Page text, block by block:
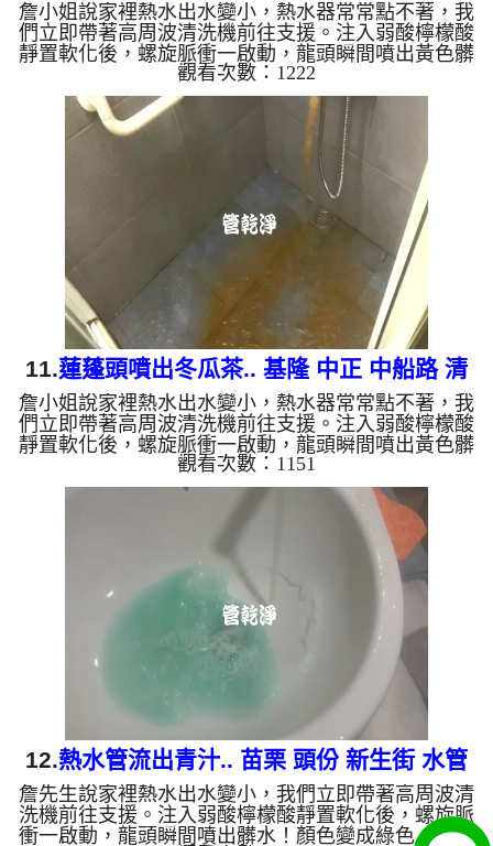
詹小姐說家裡熱水出水變小，熱水器常常點不著，我
們立即帶著高周波清洗機前往支援。注入弱酸檸檬酸
靜置軟化後，螺旋脈衝一啟動，龍頭瞬間噴出黃色髒
水！顏色變成咖啡色，越來越深，看起來像是冬瓜
茶，兩個多小時後，出水變乾淨熱水出水量也恢復
了。 為什麼水管需要定期「大掃除」？ 單靠水壓帶
不走管壁陳年汙垢。不同的水質顏色，反映了不同的
居家隱患： 棕色（鐵鏽）： 管線老化徵兆。 黑色
（氧化錳）： 常見於地下水源。 綠色（銅綠）： 銅
合金接頭氧化。 ...
觀看次數：1222
11.蓮蓬頭噴出冬瓜茶.. 基隆 中正 中船路 清
洗水管
詹小姐說家裡熱水出水變小，熱水器常常點不著，我
們立即帶著高周波清洗機前往支援。注入弱酸檸檬酸
靜置軟化後，螺旋脈衝一啟動，龍頭瞬間噴出黃色髒
水！顏色變成咖啡色，越來越深，看起來像是冬瓜
茶，兩個多小時後，出水變乾淨熱水出水量也恢復
了。 為什麼水管需要定期「大掃除」？ 單靠水壓帶
不走管壁陳年汙垢。不同的水質顏色，反映了不同的
居家隱患： 棕色（鐵鏽）： 管線老化徵兆。 黑色
（氧化錳）： 常見於地下水源。 綠色（銅綠）： 銅
合金接頭氧化。 ...
觀看次數：1151
12.熱水管流出青汁.. 苗栗 頭份 新生街 水管
清洗
詹先生說家裡熱水出水變小，我們立即帶著高周波清
洗機前往支援。注入弱酸檸檬酸靜置軟化後，螺旋脈
衝一啟動，龍頭瞬間噴出髒水！顏色變成綠色，越來